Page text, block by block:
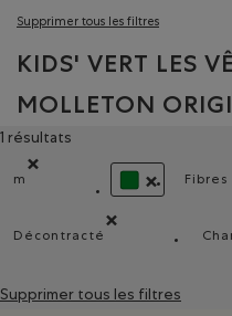
Supprimer tous les filtres
KIDS' VERT LES
MOLLETON
1 résultats
m
Supprimer le filtre Classé
SUPPRIMER
Fibres
Décontracté
Supprimer tous les filtres